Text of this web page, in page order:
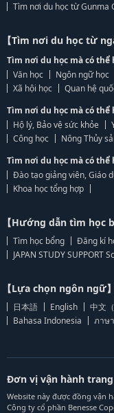
Tìm nơi du học từ Gunma
【Tìm nơi du học từ
Tìm nơi du học mà có thể
Văn học
Ngôn ngữ học
Xã hội học
Quan hệ
Tìm nơi du học mà có thể
Hộ lý, Bảo vệ sức khỏe
Công học
Nông Thủy
Tìm nơi du học mà có thể
Đào tạo giảng viên, Giáo
Khoa học tổng hợp
【Hướng dẫn tìm học
Tìm học bổng
Đăng kí
JAPAN STUDY SUPPORT
【Lựa chọn ngôn ngữ】
日本語 English 中文
Bahasa Indonesia
ภาษ
Đơn vị vận hành
Website này được đồng vận
Công ty cổ phần Benesse